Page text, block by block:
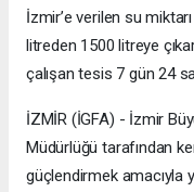
İzmir’e verilen su
litreden 1500 litreye
çalışan tesis 7 gün 24
İZMİR (İGFA) - İzmir
Müdürlüğü tarafından
güçlendirmek amacıyla